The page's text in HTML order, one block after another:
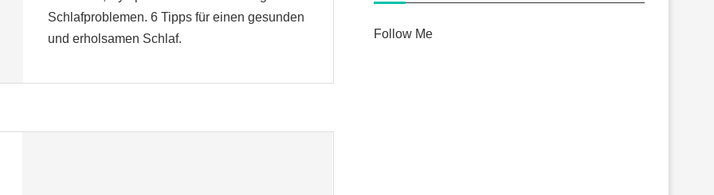
Schlafproblemen. 6 Tipps für einen gesunden
und erholsamen Schlaf.
Follow Me